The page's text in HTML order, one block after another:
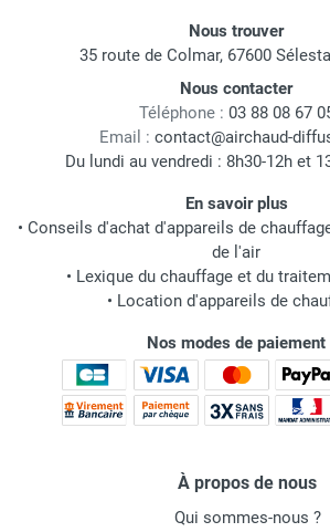
Nous trouver
35 route de Colmar, 67600
Nous contacter
Téléphone : 03 88 08 67
Email : contact@airchaud-
Du lundi au vendredi : 8h30-12h et
En savoir plus
• Conseils d'achat d'appareils de
de l'air
• Lexique du chauffage et du
• Location d'appareils de
Nos modes de paiement
À propos de nous
Qui sommes-nous ?